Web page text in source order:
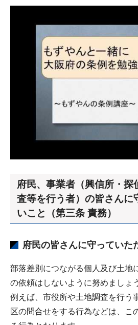
府民、事業者（興信所・探
査等を行う者）の皆さんに
いこと（第三条 責務）
府民の皆さんに守っていた
部落差別につながる個人及び土地
の依頼はしないように努めましょ
例えば、市役所や土地調査を行う
区の問合せをする行為などは、こ